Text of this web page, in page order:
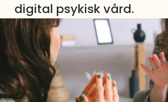
digital psykisk vård.